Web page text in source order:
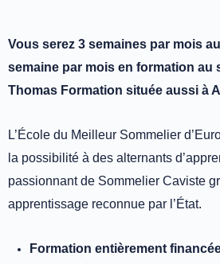
Vous serez 3 semaines par mois
semaine par mois en formation au
Thomas Formation située aussi à
L’École du Meilleur Sommelier
la possibilité à des alternants
passionnant de Sommelier Caviste
apprentissage reconnue par l’État.
Formation entièrement